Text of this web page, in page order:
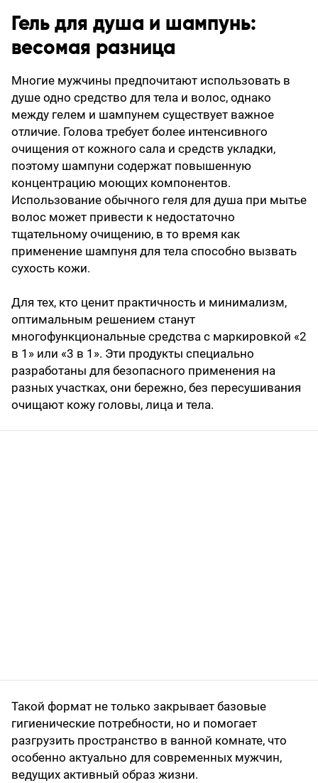
Гель для душа и шампунь:
весомая разница
Многие мужчины предпочитают использовать в
душе одно средство для тела и волос, однако
между гелем и шампунем существует важное
отличие. Голова требует более интенсивного
очищения от кожного сала и средств укладки,
поэтому шампуни содержат повышенную
концентрацию моющих компонентов.
Использование обычного геля для душа при мытье
волос может привести к недостаточно
тщательному очищению, в то время как
применение шампуня для тела способно вызвать
сухость кожи.
Для тех, кто ценит практичность и минимализм,
оптимальным решением станут
многофункциональные средства с маркировкой «2
в 1» или «3 в 1». Эти продукты специально
разработаны для безопасного применения на
разных участках, они бережно, без пересушивания
очищают кожу головы, лица и тела.
Такой формат не только закрывает базовые
гигиенические потребности, но и помогает
разгрузить пространство в ванной комнате, что
особенно актуально для современных мужчин,
ведущих активный образ жизни.